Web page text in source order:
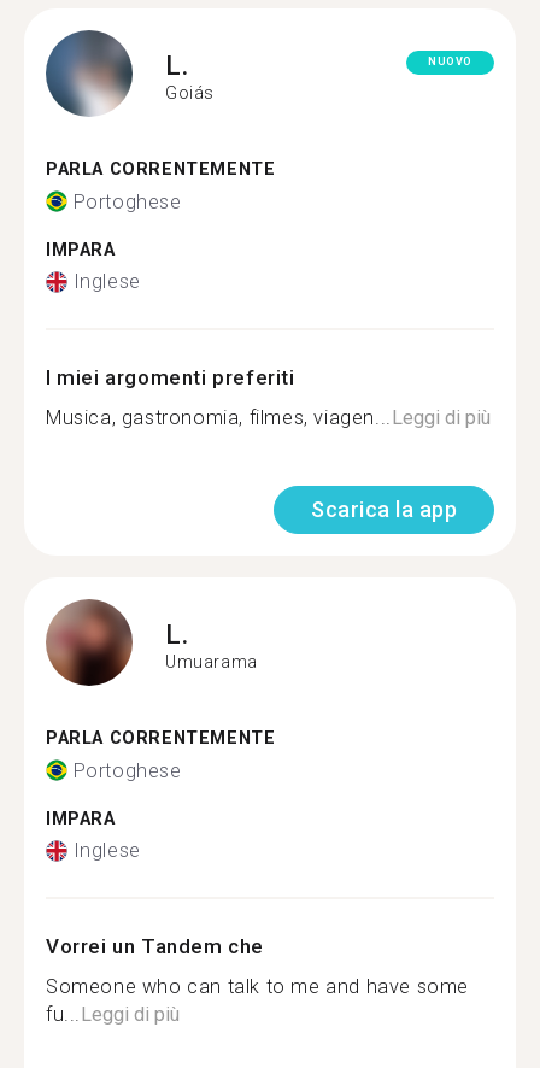
L.
Goiás
NUOVO
PARLA CORRENTEMENTE
Portoghese
IMPARA
Inglese
I miei argomenti preferiti
Musica, gastronomia, filmes, viagen...Leggi di più
Scarica la app
L.
Umuarama
PARLA CORRENTEMENTE
Portoghese
IMPARA
Inglese
Vorrei un Tandem che
Someone who can talk to me and have some
fu...Leggi di più